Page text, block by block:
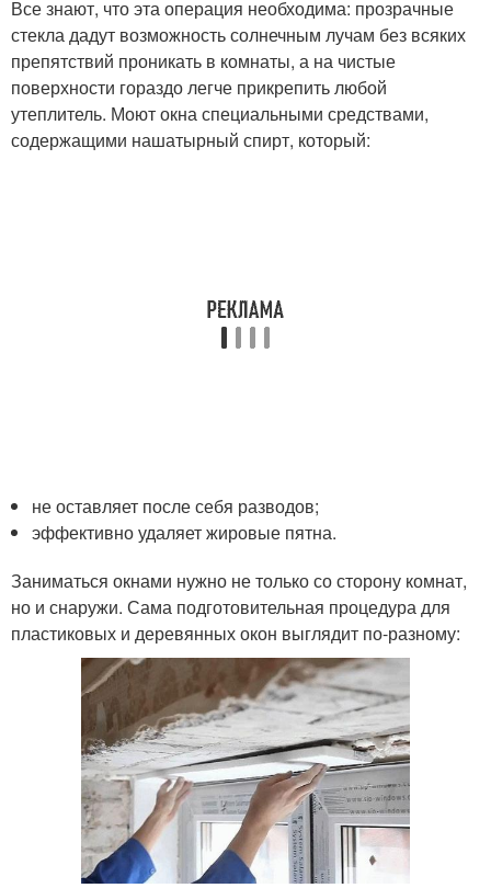
Все знают, что эта операция необходима: прозрачные
стекла дадут возможность солнечным лучам без всяких
препятствий проникать в комнаты, а на чистые
поверхности гораздо легче прикрепить любой
утеплитель. Моют окна специальными средствами,
содержащими нашатырный спирт, который:
не оставляет после себя разводов;
эффективно удаляет жировые пятна.
Заниматься окнами нужно не только со сторону комнат,
но и снаружи. Сама подготовительная процедура для
пластиковых и деревянных окон выглядит по-разному: